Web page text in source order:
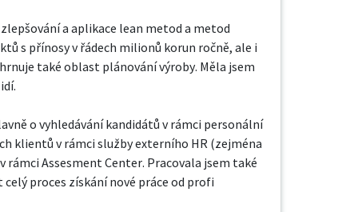
a aplikace lean metod a metod
s přínosy v řádech milionů korun ročně, ale i
také oblast plánování výroby. Měla jsem
o vyhledávání kandidátů v rámci personální
klientů v rámci služby externího HR (zejména
Assesment Center. Pracovala jsem také
proces získání nové práce od profi